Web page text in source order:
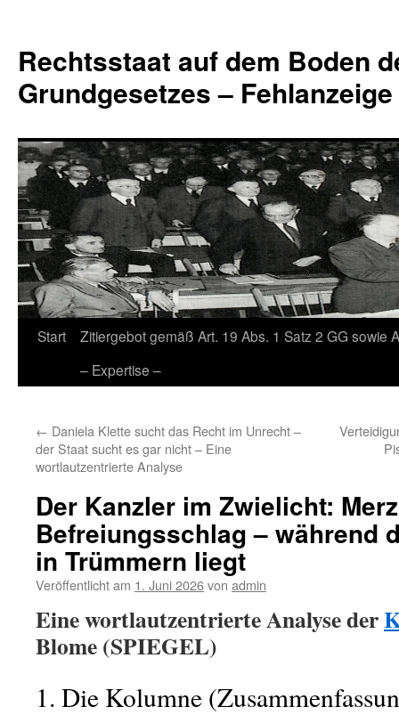
springen
Rechtsstaat auf dem Boden
Grundgesetzes –
Start
Zitiergebot gemäß Art. 19 Abs. 1 Satz 2 GG sowie
– Expertise –
← Daniela Klette sucht das Recht im Unrecht –
der Staat sucht es gar nicht – Eine
wortlautzentrierte Analyse
Der Kanzler im Zwielicht:
Befreiungsschlag – während
in Trümmern liegt
Veröffentlicht am 1. Juni 2026von admin
Eine wortlautzentrierte Analyse der
Blome (SPIEGEL)
1. Die Kolumne